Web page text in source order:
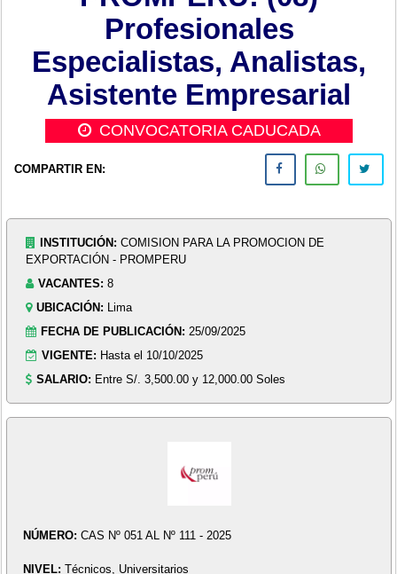
Profesionales
Especialistas, Analistas,
Asistente Empresarial
CONVOCATORIA CADUCADA
COMPARTIR EN:
INSTITUCIÓN: COMISION PARA LA PROMOCION DE
EXPORTACIÓN - PROMPERU
VACANTES: 8
UBICACIÓN: Lima
FECHA DE PUBLICACIÓN: 25/09/2025
VIGENTE: Hasta el 10/10/2025
SALARIO: Entre S/. 3,500.00 y 12,000.00 Soles
NÚMERO: CAS Nº 051 AL Nº 111 - 2025
NIVEL: Técnicos, Universitarios